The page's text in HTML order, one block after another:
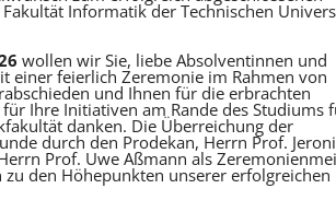
Informatik der Technischen
wollen wir Sie, liebe Absolventinnen und
einer feierlich Zeremonie im Rahmen von
und Ihnen für die erbrachten
Ihre Initiativen am Rande des Studiums
danken. Die Überreichung der
durch den Prodekan, Herrn Prof.
Prof. Uwe Aßmann als
zu den Höhepunkten unserer erfolgreichen